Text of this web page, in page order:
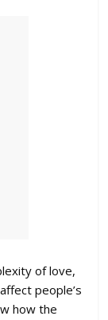
of love,
people’s
how the